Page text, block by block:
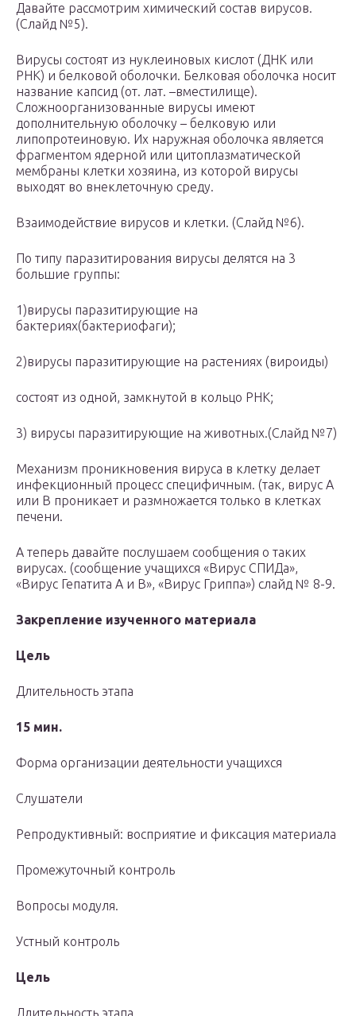
Давайте рассмотрим химический состав вирусов.
(Слайд №5).
Вирусы состоят из нуклеиновых кислот (ДНК или
РНК) и белковой оболочки. Белковая оболочка носит
название капсид (от. лат. –вместилище).
Сложноорганизованные вирусы имеют
дополнительную оболочку – белковую или
липопротеиновую. Их наружная оболочка является
фрагментом ядерной или цитоплазматической
мембраны клетки хозяина, из которой вирусы
выходят во внеклеточную среду.
Взаимодействие вирусов и клетки. (Слайд №6).
По типу паразитирования вирусы делятся на 3
большие группы:
1)вирусы паразитирующие на
бактериях(бактериофаги);
2)вирусы паразитирующие на растениях (вироиды)
состоят из одной, замкнутой в кольцо РНК;
3) вирусы паразитирующие на животных.(Слайд №7)
Механизм проникновения вируса в клетку делает
инфекционный процесс специфичным. (так, вирус А
или В проникает и размножается только в клетках
печени.
А теперь давайте послушаем сообщения о таких
вирусах. (сообщение учащихся «Вирус СПИДа»,
«Вирус Гепатита А и В», «Вирус Гриппа») слайд № 8-9.
Закрепление изученного материала
Цель
Длительность этапа
15 мин.
Форма организации деятельности учащихся
Слушатели
Репродуктивный: восприятие и фиксация материала
Промежуточный контроль
Вопросы модуля.
Устный контроль
Цель
Длительность этапа